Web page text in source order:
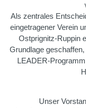
Als zentrales
eingetragener Verein
Ostprignitz-Ruppin
Grundlage
LEADER-
Unser